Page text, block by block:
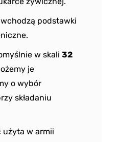
wchodzą podstawki
w skali 32
je
o wybór
składaniu
użyta w armii